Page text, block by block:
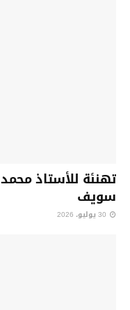
تهنئة للأستاذ
سويف